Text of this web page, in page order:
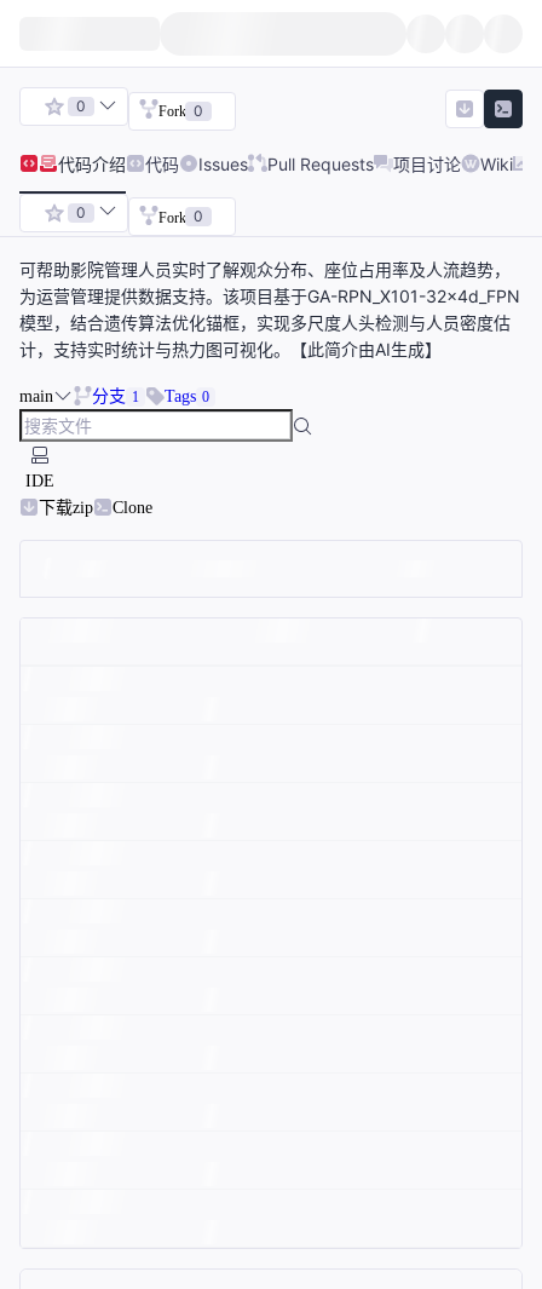
0 Fork 0
代码介绍 代码 Issues Pull Requests 项目讨论 Wiki
0 Fork 0
可帮助影院管理人员实时了解观众分布、座位占用率及人流趋势，
为运营管理提供数据支持。该项目基于GA-RPN_X101-32x4d_FPN
模型，结合遗传算法优化锚框，实现多尺度人头检测与人员密度估
计，支持实时统计与热力图可视化。【此简介由AI生成】
main 分支 1 Tags 0
IDE
下载zip
Clone